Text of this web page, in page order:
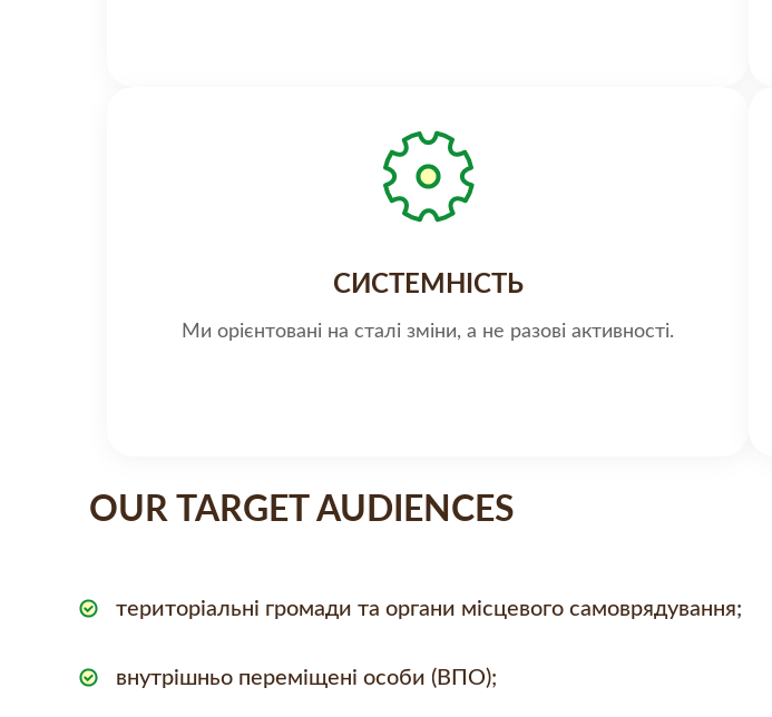
СИСТЕМНІСТЬ
Ми орієнтовані на сталі зміни, а не разові активності.
OUR TARGET AUDIENCES
територіальні громади та органи місцевого самоврядування;
внутрішньо переміщені особи (ВПО);